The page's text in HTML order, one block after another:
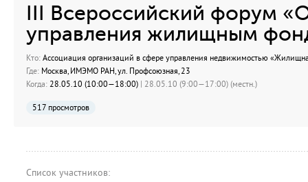
III Всероссийский форум
управления жилищным
Кто: Ассоциация организаций в сфере управления недвижимостью
Где: Москва, ИМЭМО РАН, ул. Профсоюзная, 23
Когда: 28.05.10 (10:00—18:00) | 28.05.10 (9:00—17:00) (местн.)
517 просмотров
Список участников: